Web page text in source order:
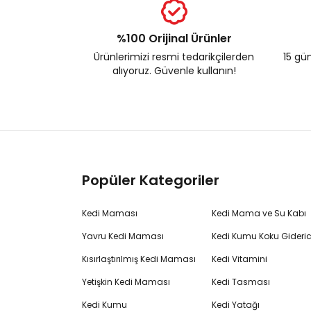
%100 Orijinal Ürünler
Ürünlerimizi resmi tedarikçilerden
alıyoruz. Güvenle kullanın!
15
Popüler Kategoriler
Kedi Maması
Yavru Kedi Maması
Kısırlaştırılmış Kedi Maması
Yetişkin Kedi Maması
Kedi Kumu
Kedi Mama ve Su Kabı
Kedi Kumu Koku
Kedi Vitamini
Kedi Tasması
Kedi Yatağı